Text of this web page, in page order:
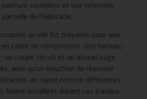
peinture complète et une réfection
partielle de l’habitacle.
qu’elle fut préparée pour une
cadre de compétition. Des harnais,
un coupe-circuit et un arceau cage
ainsi qu’un bouchon de réservoir
de capot moteur différentes.
furent installées durant ces travaux